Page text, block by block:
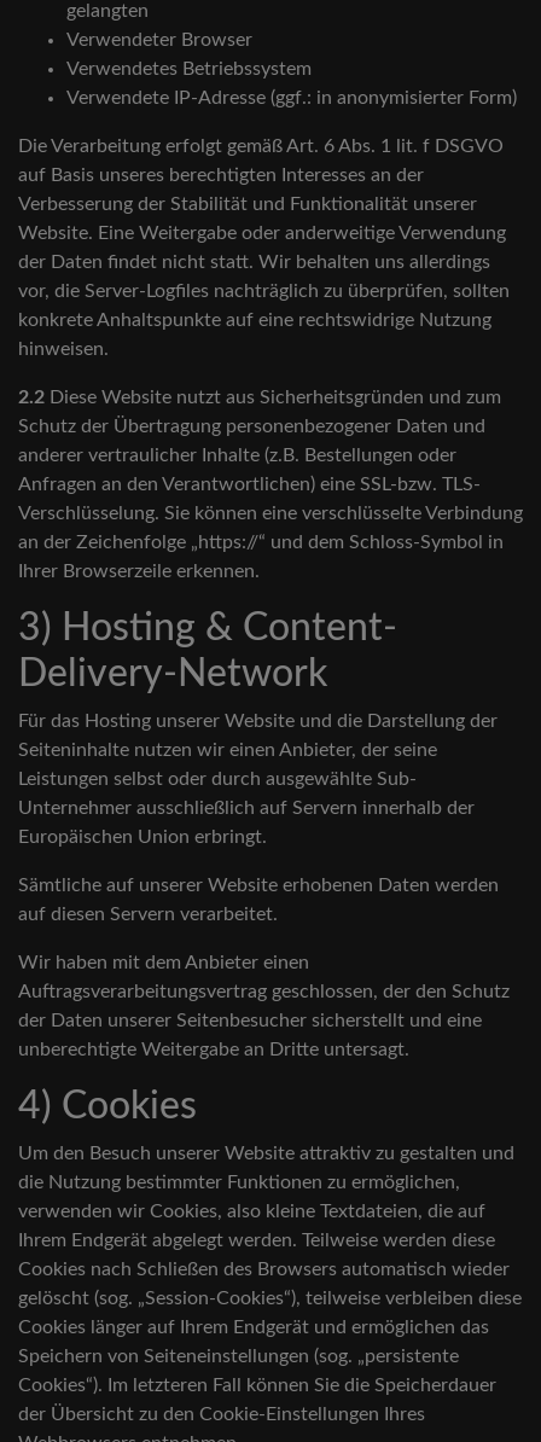
gelangten
Verwendeter Browser
Verwendetes Betriebssystem
Verwendete IP-Adresse (ggf.: in anonymisierter Form)
Die Verarbeitung erfolgt gemäß Art. 6 Abs. 1 lit. f DSGVO
auf Basis unseres berechtigten Interesses an der
Verbesserung der Stabilität und Funktionalität unserer
Website. Eine Weitergabe oder anderweitige Verwendung
der Daten findet nicht statt. Wir behalten uns allerdings
vor, die Server-Logfiles nachträglich zu überprüfen, sollten
konkrete Anhaltspunkte auf eine rechtswidrige Nutzung
hinweisen.
2.2 Diese Website nutzt aus Sicherheitsgründen und zum
Schutz der Übertragung personenbezogener Daten und
anderer vertraulicher Inhalte (z.B. Bestellungen oder
Anfragen an den Verantwortlichen) eine SSL-bzw. TLS-
Verschlüsselung. Sie können eine verschlüsselte Verbindung
an der Zeichenfolge „https://“ und dem Schloss-Symbol in
Ihrer Browserzeile erkennen.
3) Hosting & Content-
Delivery-Network
Für das Hosting unserer Website und die Darstellung der
Seiteninhalte nutzen wir einen Anbieter, der seine
Leistungen selbst oder durch ausgewählte Sub-
Unternehmer ausschließlich auf Servern innerhalb der
Europäischen Union erbringt.
Sämtliche auf unserer Website erhobenen Daten werden
auf diesen Servern verarbeitet.
Wir haben mit dem Anbieter einen
Auftragsverarbeitungsvertrag geschlossen, der den Schutz
der Daten unserer Seitenbesucher sicherstellt und eine
unberechtigte Weitergabe an Dritte untersagt.
4) Cookies
Um den Besuch unserer Website attraktiv zu gestalten und
die Nutzung bestimmter Funktionen zu ermöglichen,
verwenden wir Cookies, also kleine Textdateien, die auf
Ihrem Endgerät abgelegt werden. Teilweise werden diese
Cookies nach Schließen des Browsers automatisch wieder
gelöscht (sog. „Session-Cookies“), teilweise verbleiben diese
Cookies länger auf Ihrem Endgerät und ermöglichen das
Speichern von Seiteneinstellungen (sog. „persistente
Cookies“). Im letzteren Fall können Sie die Speicherdauer
der Übersicht zu den Cookie-Einstellungen Ihres